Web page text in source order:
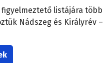
listájára több
Nádszeg és Királyrév –